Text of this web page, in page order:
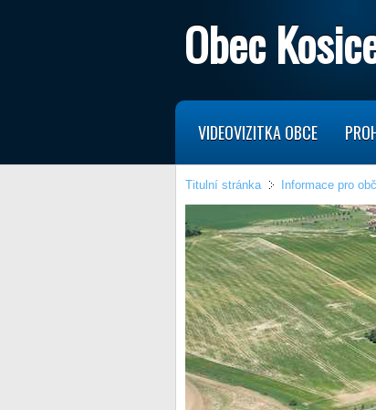
Obec
VIDEOVIZITKA OBCE
Titulní stránka Informace pro